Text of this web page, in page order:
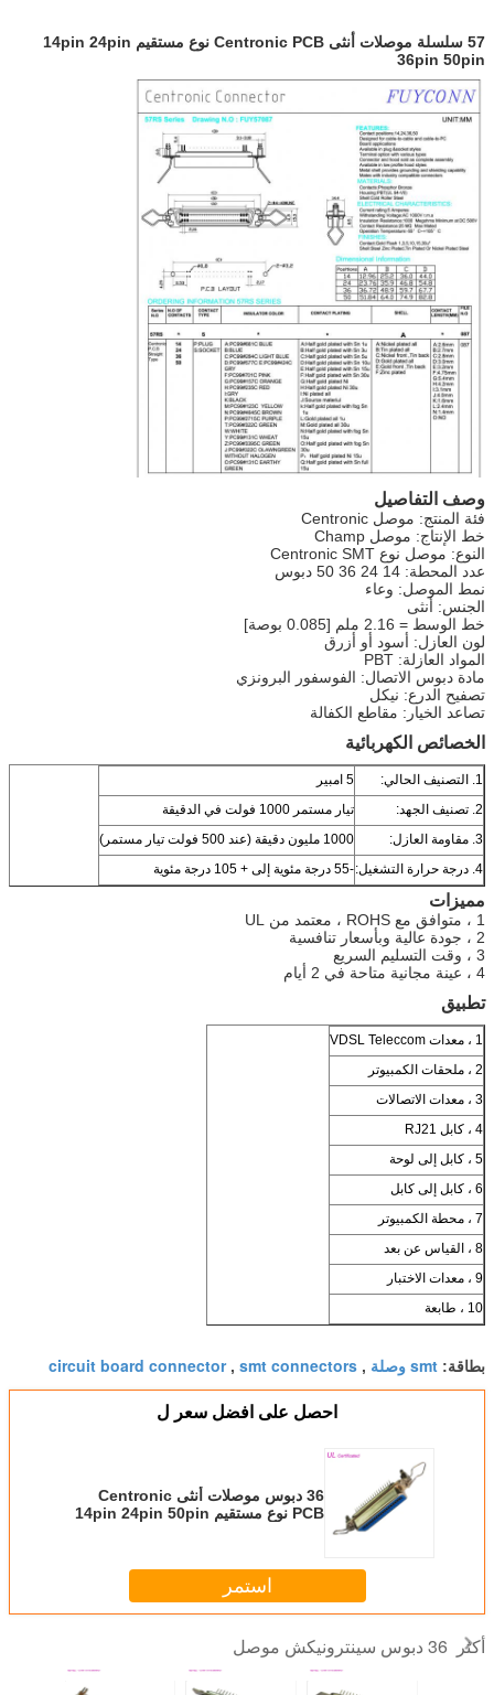
57 سلسلة موصلات أنثى Centronic PCB نوع مستقيم 14pin 24pin
36pin 50pin
وصف التفاصيل
فئة المنتج: موصل Centronic
خط الإنتاج: موصل Champ
النوع: موصل نوع Centronic SMT
عدد المحطة: 14 24 36 50 دبوس
نمط الموصل: وعاء
الجنس: أنثى
خط الوسط = 2.16 ملم [0.085 بوصة]
لون العازل: أسود أو أزرق
المواد العازلة: PBT
مادة دبوس الاتصال: الفوسفور البرونزي
تصفيح الدرع: نيكل
تصاعد الخيار: مقاطع الكفالة
الخصائص الكهربائية
1. التصنيف الحالي:
5 امبير
2. تصنيف الجهد:
تيار مستمر 1000 فولت في الدقيقة
3. مقاومة العازل:
1000 مليون دقيقة (عند 500 فولت تيار مستمر)
4. درجة حرارة التشغيل:
-55 درجة مئوية إلى + 105 درجة مئوية
مميزات
1 ، متوافق مع ROHS ، معتمد من UL
2 ، جودة عالية وبأسعار تنافسية
3 ، وقت التسليم السريع
4 ، عينة مجانية متاحة في 2 أيام
تطبيق
1 ، معدات VDSL Teleccom
2 ، ملحقات الكمبيوتر
3 ، معدات الاتصالات
4 ، كابل RJ21
5 ، كابل إلى لوحة
6 ، كابل إلى كابل
7 ، محطة الكمبيوتر
8 ، القياس عن بعد
9 ، معدات الاختبار
10 ، طابعة
بطاقة: smt وصلة ,
smt connectors
,
circuit board connector
احصل على افضل سعر ل
36 دبوس موصلات أنثى Centronic
PCB نوع مستقيم 14pin 24pin 50pin
استمر
أكثر 36 دبوس سينترونيكش موصل